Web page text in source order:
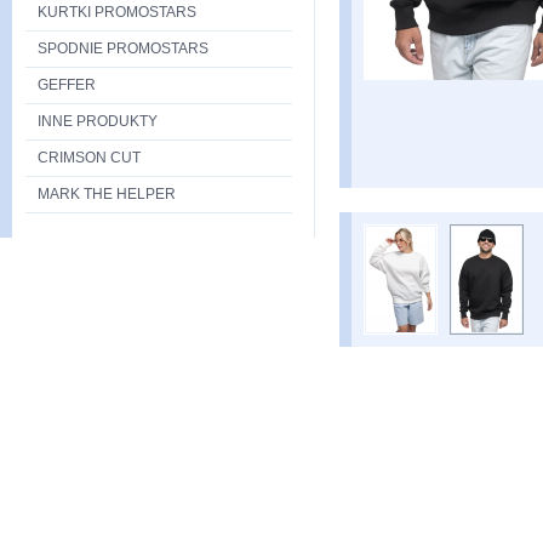
KURTKI PROMOSTARS
SPODNIE PROMOSTARS
GEFFER
INNE PRODUKTY
CRIMSON CUT
MARK THE HELPER